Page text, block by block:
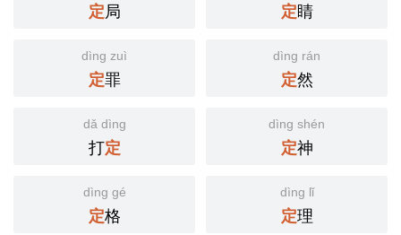
定局 定睛
dìng zuì
定罪
dìng rán
定然
dǎ dìng
打定
dìng shén
定神
dìng gé
定格
dìng lǐ
定理